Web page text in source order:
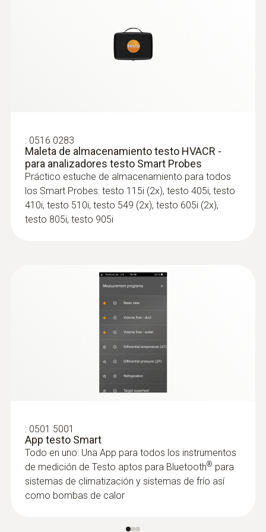
Requisitos del sistema:
iOS 11 o superior
Los clientes que vieron
este producto también
:0560 1405
testo 405i - Anemómetro térmico con
manejo a través de teléfono inteligente
NTC
Rango
-20 hasta +60 ºC
: 0563 4410
Set combinado 2 para caudal testo 440
delta P con Bluetooth®
con Bluetooth®
: 0516 0283
Maleta de almacenamiento testo HVACR -
para analizadores testo Smart Probes
Práctico estuche de almacenamiento para todos
los Smart Probes: testo 115i (2x), testo 405i, testo
410i, testo 510i, testo 549 (2x), testo 605i (2x),
testo 805i, testo 905i
: 0501 5001
App testo Smart
Todo en uno: Una App para todos los instrumentos
de medición de Testo aptos para Bluetooth® para
sistemas de climatización y sistemas de frío así
como bombas de calor